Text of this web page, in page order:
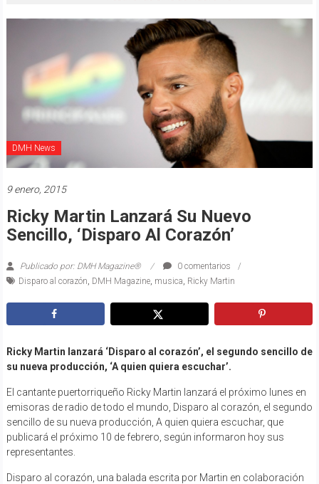
DMH News
9 enero, 2015
Ricky Martin Lanzará Su Nuevo
Sencillo, ‘Disparo Al Corazón’
Publicado por: DMH Magazine®
0 comentarios
Disparo al corazón, DMH Magazine, musica, Ricky Martin
Ricky Martin lanzará ‘Disparo al corazón’, el segundo sencillo de
su nueva producción, ‘A quien quiera escuchar’.
El cantante puertorriqueño Ricky Martin lanzará el próximo lunes en
emisoras de radio de todo el mundo, Disparo al corazón, el segundo
sencillo de su nueva producción, A quien quiera escuchar, que
publicará el próximo 10 de febrero, según informaron hoy sus
representantes.
Disparo al corazón, una balada escrita por Martin en colaboración